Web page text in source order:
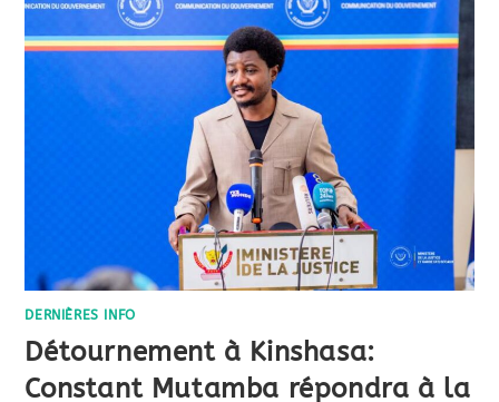
DERNIÈRES INFO
Détournement à Kinshasa:
Constant Mutamba répondra à la